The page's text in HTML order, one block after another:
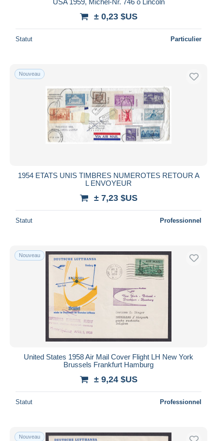
± 0,23 $US
Statut Particulier
Nouveau
1954 ETATS UNIS TIMBRES NUMEROTES RETOUR A
L ENVOYEUR
± 7,23 $US
Statut Professionnel
Nouveau
United States 1958 Air Mail Cover Flight LH New York
Brussels Frankfurt Hamburg
± 9,24 $US
Statut Professionnel
Nouveau